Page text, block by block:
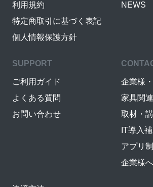
利用規約
特定商取引に基づく表記
個人情報保護方針
NEWS
SUPPORT
ご利用ガイド
よくある質問
お問い合わせ
企業様
家具関
取材・
IT導入
アプリ
企業様へ